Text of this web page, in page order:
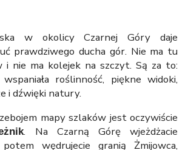
w okolicy Czarnej Góry daje
prawdziwego ducha gór. Nie ma tu
i nie ma kolejek na szczyt. Są za to:
roślinność, piękne widoki,
i dźwięki natury.
mapy szlaków jest oczywiście
. Na Czarną Górę wjeżdżacie
wędrujecie granią Żmijowca,